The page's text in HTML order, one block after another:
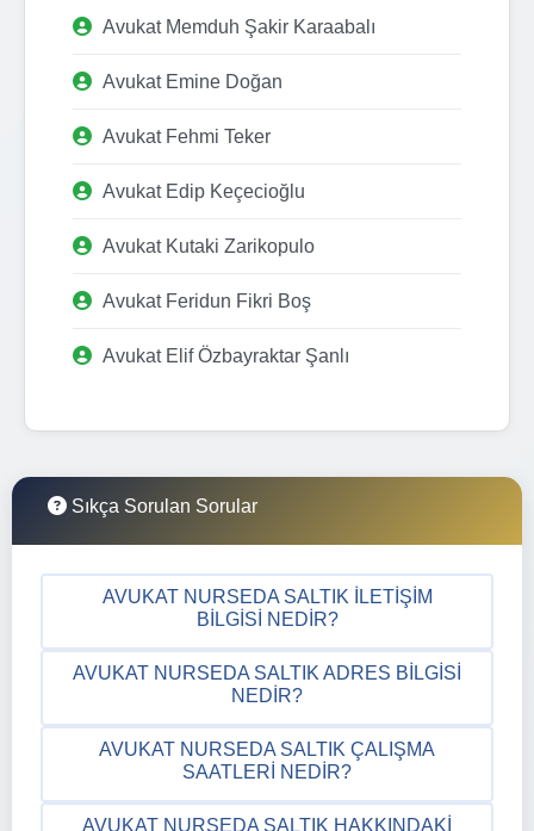
Avukat Memduh Şakir Karaabalı
Avukat Emine Doğan
Avukat Fehmi Teker
Avukat Edip Keçecioğlu
Avukat Kutaki Zarikopulo
Avukat Feridun Fikri Boş
Avukat Elif Özbayraktar Şanlı
Sıkça Sorulan Sorular
AVUKAT NURSEDA SALTIK İLETIŞIM
BILGISI NEDIR?
AVUKAT NURSEDA SALTIK ADRES BILGISI
NEDIR?
AVUKAT NURSEDA SALTIK ÇALIŞMA
SAATLERI NEDIR?
AVUKAT NURSEDA SALTIK HAKKINDAKI